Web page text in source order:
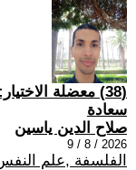
(38) معضلة
سعادة
صلاح الدين ياسين
2026 / 8 / 9
الفلسفة ,علم